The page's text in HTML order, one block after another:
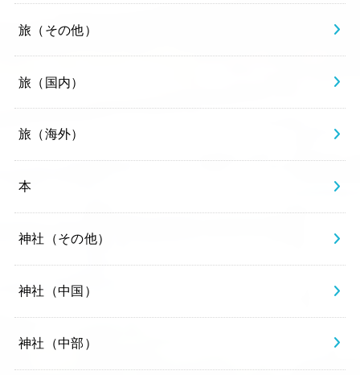
旅（その他）
旅（国内）
旅（海外）
本
神社（その他）
神社（中国）
神社（中部）